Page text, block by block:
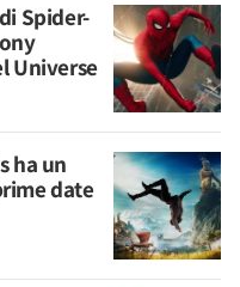
Spider-
Universe
ha un
date